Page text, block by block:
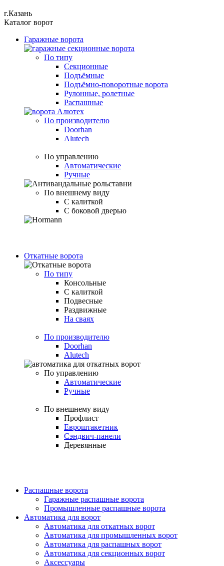
г.Казань
Каталог ворот
Гаражные ворота
По типу
Секционные
Подъёмные
Подъёмно-поворотные ворота
Рулонные, ролетные
Распашные
По производителю
Doorhan
Alutech
По управлению
Автоматические
Ручные
По внешнему виду
С калиткой
С боковой дверью
Откатные ворота
По типу
Консольные
С калиткой
Подвесные
Раздвижные
На сваях
По производителю
Doorhan
Alutech
По управлению
Автоматические
Ручные
По внешнему виду
Профлист
Евроштакетник
Сэндвич-панели
Деревянные
Распашные ворота
Гаражные распашные ворота
Промышленные распашные ворота
Автоматика для ворот
Автоматика для откатных ворот
Автоматика для промышленных ворот
Автоматика для распашных ворот
Автоматика для секционных ворот
Аксессуары